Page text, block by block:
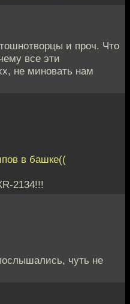
и проч. Что
все эти
не миновать нам
в башке((
2134!!!
чуть не